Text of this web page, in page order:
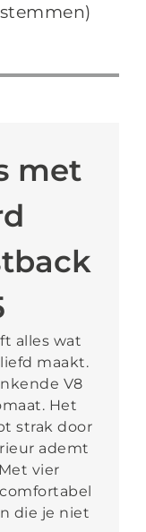
met
alles wat
maakt.
V8
Het
strak door
ademt
vier
die je niet